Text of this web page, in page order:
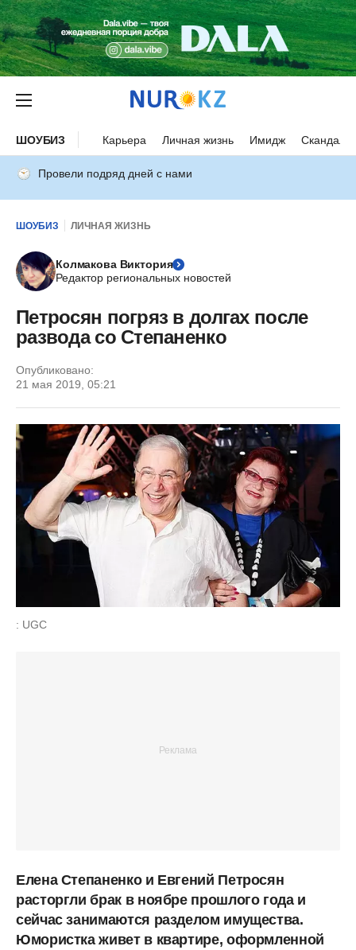
ШОУБИЗ Карьера Личная жизнь Имидж Скандалы
Провели подряд дней с нами
ШОУБИЗ ЛИЧНАЯ ЖИЗНЬ
Колмакова Виктория
Редактор региональных новостей
Петросян погряз в долгах после
развода со Степаненко
Опубликовано:
21 мая 2019, 05:21
: UGC
Елена Степаненко и Евгений Петросян
расторгли брак в ноябре прошлого года и
сейчас занимаются разделом имущества.
Юмористка живет в квартире, оформленной